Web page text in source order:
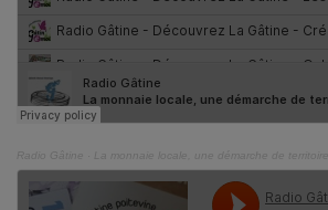
Radio Gâtine La monnaie locale, une démarche de territoire